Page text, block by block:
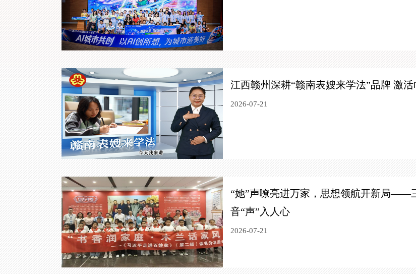
江西赣州深耕“赣南表嫂来学法”品牌 激活
2026-07-21
“她”声嘹亮进万家，思想领航开新局——
音“声”入人心
2026-07-21